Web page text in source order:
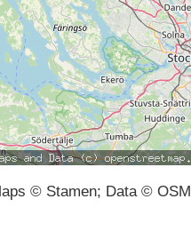
© Stamen; Data ©